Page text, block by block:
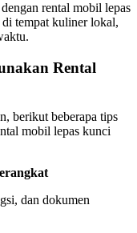
rental mobil lepas
tempat kuliner lokal,
Rental
berikut beberapa tips
mobil lepas kunci
dan dokumen